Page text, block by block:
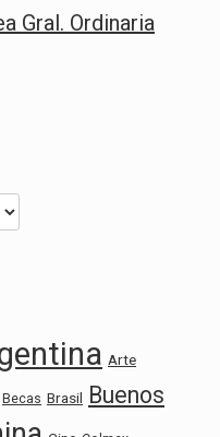
Gral. Ordinaria
Arte
Becas Brasil
Buenos